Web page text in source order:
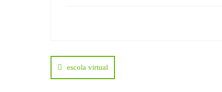
Navegação
de
escola virtual